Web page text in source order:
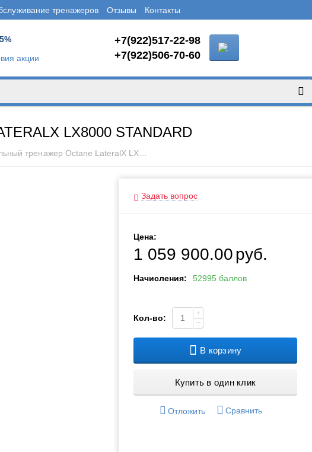
тренажеров Отзывы Контакты
акции
+7(922)517-22-98
+7(922)506-70-60
LX8000 STANDARD
Латеральный тренажер Octane LateralX LX8000 Standard
Задать вопрос
Цена:
1 059 900.00руб.
Начисления: 52995 баллов
Кол-во:
+
−
В корзину
Купить в один клик
Отложить Сравнить